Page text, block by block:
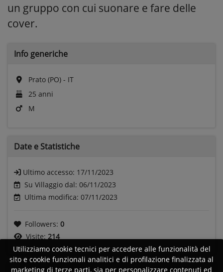
un gruppo con cui suonare e fare delle
cover.
Info generiche
Prato (PO) - IT
25 anni
M
Date e Statistiche
Ultimo accesso: 17/11/2023
Su Villaggio dal: 06/11/2023
Ultima modifica: 07/11/2023
Followers: 0
Visite: 214
Utilizziamo cookie tecnici per accedere alle funzionalità del
sito e cookie funzionali analitici e di profilazione finalizzata al
marketing di terze parti, sia per personalizzare contenuti ed